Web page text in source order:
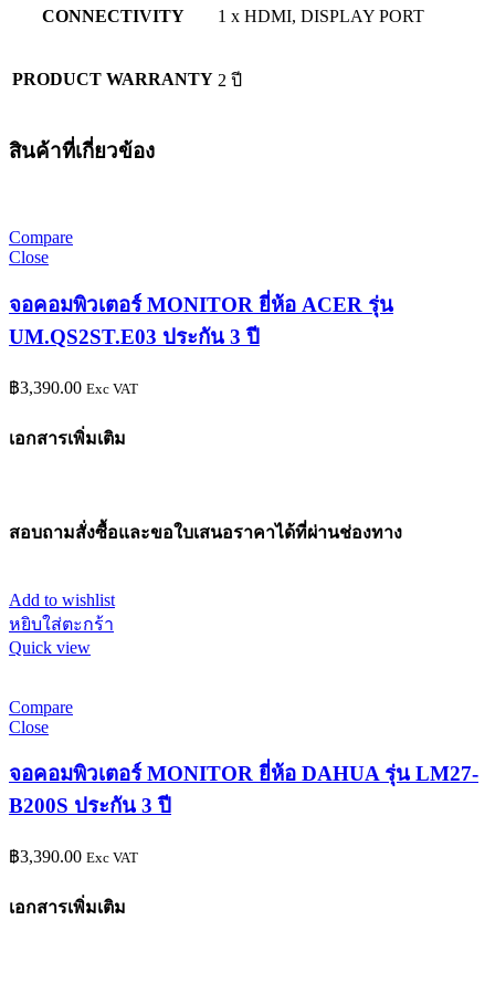
CONNECTIVITY 1 x HDMI, DISPLAY PORT
PRODUCT WARRANTY 2 ปี
สินค้าที่เกี่ยวข้อง
Compare
Close
จอคอมพิวเตอร์ MONITOR ยี่ห้อ ACER รุ่น
UM.QS2ST.E03 ประกัน 3 ปี
฿3,390.00 Exc VAT
เอกสารเพิ่มเติม
สอบถามสั่งซื้อและขอใบเสนอราคาได้ที่ผ่านช่องทาง
Add to wishlist
หยิบใส่ตะกร้า
Quick view
Compare
Close
จอคอมพิวเตอร์ MONITOR ยี่ห้อ DAHUA รุ่น LM27-
B200S ประกัน 3 ปี
฿3,390.00 Exc VAT
เอกสารเพิ่มเติม